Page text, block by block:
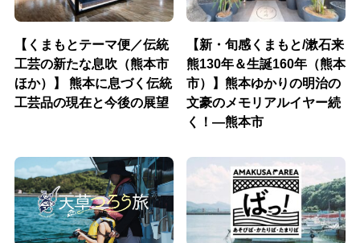
【くまもとテーマ便／伝統
工芸の新たな息吹（熊本市
ほか）】 熊本に息づく伝統
工芸品の現在と今後の展望
【新・旬感くまもと/漱石来
熊130年＆生誕160年（熊本
市）】熊本ゆかりの明治の
文豪のメモリアルイヤー続
く！―熊本市